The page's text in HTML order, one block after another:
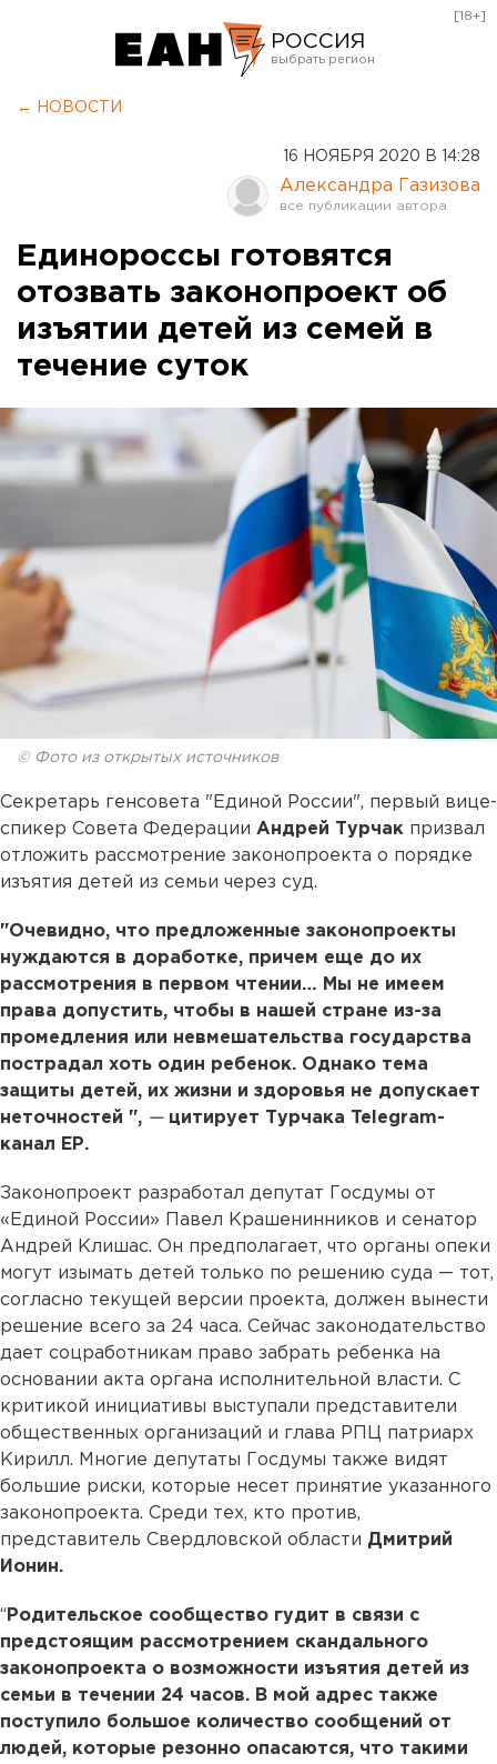
РОССИЯ
Оренбург
[18+]
← НОВОСТИ
16 НОЯБРЯ 2020 В 14:28
Александра Газизова
Единороссы готовятся
отозвать законопроект об
изъятии детей из семей в
течение суток
© Фото из открытых источников
Секретарь генсовета "Единой России", первый вице-
спикер Совета Федерации Андрей Турчак призвал
отложить рассмотрение законопроекта о порядке
изъятия детей из семьи через суд.
"Очевидно, что предложенные законопроекты
нуждаются в доработке, причем еще до их
рассмотрения в первом чтении… Мы не имеем
права допустить, чтобы в нашей стране из-за
промедления или невмешательства государства
пострадал хоть один ребенок. Однако тема
защиты детей, их жизни и здоровья не допускает
неточностей ", — цитирует Турчака Telegram-
канал ЕР.
Законопроект разработал депутат Госдумы от
«Единой России» Павел Крашенинников и сенатор
Андрей Клишас. Он предполагает, что органы опеки
могут изымать детей только по решению суда — тот,
согласно текущей версии проекта, должен вынести
решение всего за 24 часа. Сейчас законодательство
дает соцработникам право забрать ребенка на
основании акта органа исполнительной власти. С
критикой инициативы выступали представители
общественных организаций и глава РПЦ патриарх
Кирилл. Многие депутаты Госдумы также видят
большие риски, которые несет принятие указанного
законопроекта. Среди тех, кто против,
представитель Свердловской области Дмитрий
Ионин.
“ Родительское сообщество гудит в связи с
предстоящим рассмотрением скандального
законопроекта о возможности изъятия детей из
семьи в течении 24 часов. В мой адрес также
поступило большое количество сообщений от
людей, которые резонно опасаются, что такими